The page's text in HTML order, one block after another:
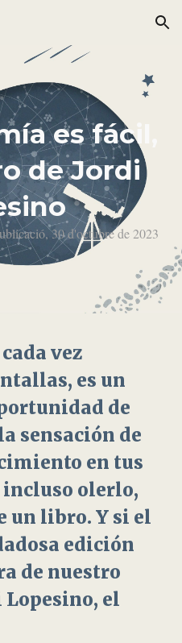
Skip to navigation
es fácil,
de Jordi
30 d'octubre de 2023
vez
es un
de
sensación de
en tus
incluso olerlo,
un libro. Y si el
edición
de nuestro
Lopesino, el